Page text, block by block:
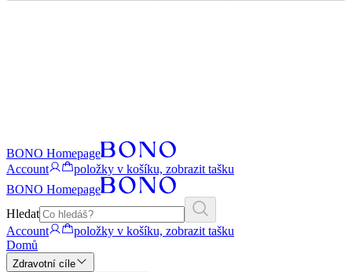
BONO Homepage
Account
položky v košíku, zobrazit tašku
BONO Homepage
Hledat
Account
položky v košíku, zobrazit tašku
Domů
Zdravotní cíle